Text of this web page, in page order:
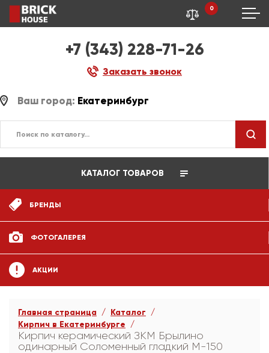
+7 (343) 228-71-26
Заказать звонок
0
Ваш город: Екатеринбург
КАТАЛОГ ТОВАРОВ
БРЕНДЫ
ФОТОГАЛЕРЕЯ
АКЦИИ
Главная страница
Каталог
Кирпич в Екатеринбурге
Кирпич керамический ЗКМ Брылино
одинарный Соломенный гладкий М-150